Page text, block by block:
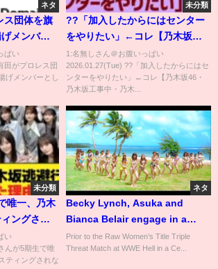
ネタ
ス団体を旗
メンバー
６選手”と
野望】
ぱい
田がプロレス団
げメンバーとし
未分類
??「加入したからにはセンター
をやりたい」←コレ【乃木坂
46・乃木坂工事中・乃木坂配信
中】
1:名無しさん＠お腹いっぱい
2026.01.27(Tue) ??「加入したからにはセ
ンターをやりたい」←コレ【乃木坂46・
乃木坂工事中・乃木...
未分類
唯一、乃木
ングされ
う【乃木
い
んが5期生で唯
ティングされな
ネタ
Becky Lynch, Asuka and
Bianca Belair engage in a
heated war of words: Raw:
May 30, 2022
Prior to the Raw Women’s Title Triple
Threat Match at WWE Hell in a Ce...